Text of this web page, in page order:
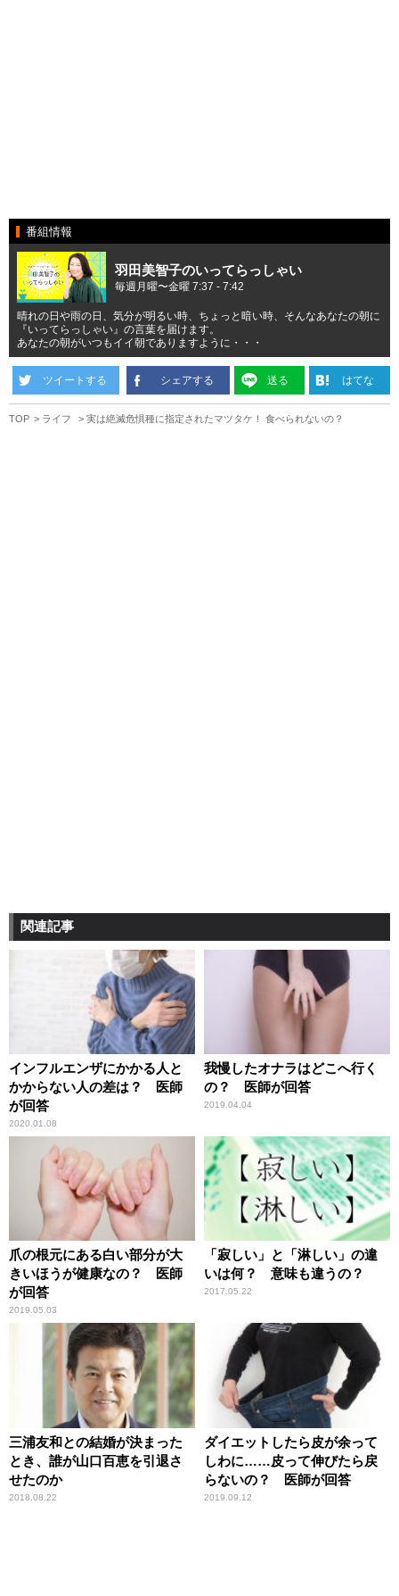
番組情報
羽田美智子のいってらっしゃい
毎週月曜〜金曜 7:37 - 7:42
晴れの日や雨の日、気分が明るい時、ちょっと暗い時、そんなあなたの朝に
『いってらっしゃい』の言葉を届けます。
あなたの朝がいつもイイ朝でありますように・・・
ツイートする シェアする 送る はてな
TOP ライフ 実は絶滅危惧種に指定されたマツタケ！ 食べられないの？
関連記事
インフルエンザにかかる人と
かからない人の差は？ 医師
が回答
2020.01.08
我慢したオナラはどこへ行く
の？ 医師が回答
2019.04.04
爪の根元にある白い部分が大
きいほうが健康なの？ 医師
が回答
2019.05.03
「寂しい」と「淋しい」の違
いは何？ 意味も違うの？
2017.05.22
三浦友和との結婚が決まった
とき、誰が山口百恵を引退さ
せたのか
2018.08.22
ダイエットしたら皮が余って
しわに……皮って伸びたら戻
らないの？ 医師が回答
2019.09.12